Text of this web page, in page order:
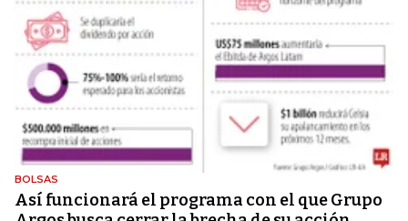
BOLSAS
Así funcionará el programa con el que Grupo